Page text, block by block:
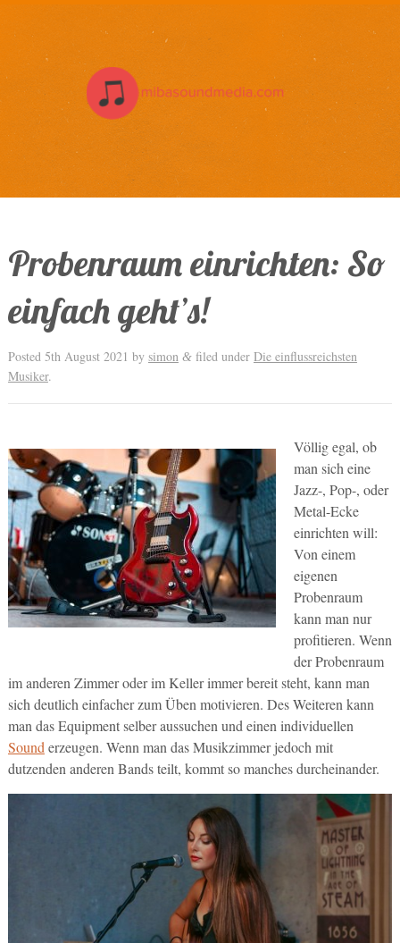
Probenraum einrichten: So
einfach geht’s!
Posted 5th August 2021 by simon &filed under Die einflussreichsten
Musiker.
Völlig egal, ob
man sich eine
Jazz-, Pop-, oder
Metal-Ecke
einrichten will:
Von einem
eigenen
Probenraum
kann man nur
profitieren. Wenn
der Probenraum
im anderen Zimmer oder im Keller immer bereit steht, kann man
sich deutlich einfacher zum Üben motivieren. Des Weiteren kann
man das Equipment selber aussuchen und einen individuellen
Sound erzeugen. Wenn man das Musikzimmer jedoch mit
dutzenden anderen Bands teilt, kommt so manches durcheinander.